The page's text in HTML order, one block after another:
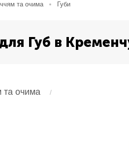
та очима Губи
Губ в
та очима
/